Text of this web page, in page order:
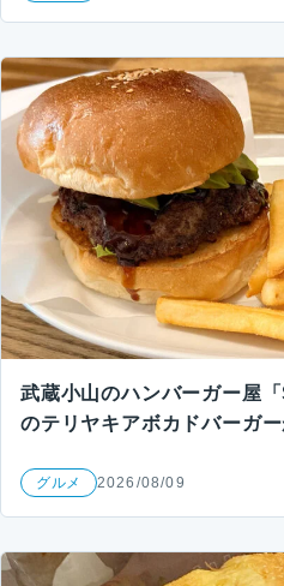
武蔵小山のハンバーガー屋
のテリヤキアボカドバーガ
グルメ 2026/08/09